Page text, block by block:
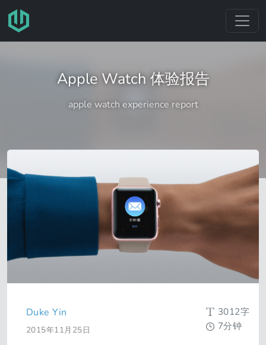
跳转至主要内容
Apple Watch 体验报告
apple watch experience report
Duke Yin
2015年11月25日
3012字
7分钟